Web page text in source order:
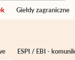
Giełdy zagraniczne
ESPI / EBI -